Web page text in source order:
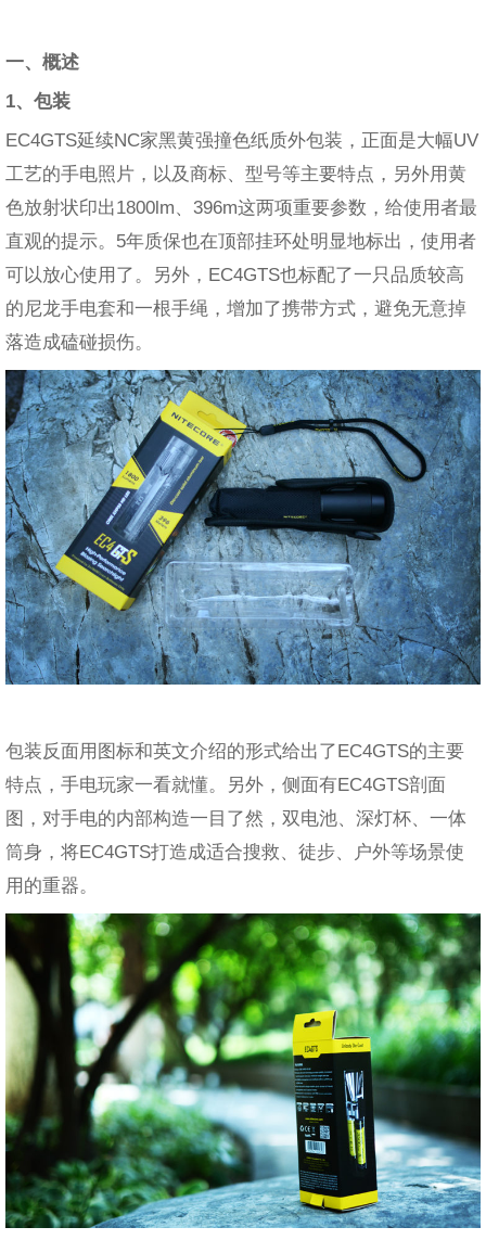
一、概述
1、包装
EC4GTS延续NC家黑黄强撞色纸质外包装，正面是大幅UV
工艺的手电照片，以及商标、型号等主要特点，另外用黄
色放射状印出1800lm、396m这两项重要参数，给使用者最
直观的提示。5年质保也在顶部挂环处明显地标出，使用者
可以放心使用了。另外，EC4GTS也标配了一只品质较高
的尼龙手电套和一根手绳，增加了携带方式，避免无意掉
落造成磕碰损伤。
包装反面用图标和英文介绍的形式给出了EC4GTS的主要
特点，手电玩家一看就懂。另外，侧面有EC4GTS剖面
图，对手电的内部构造一目了然，双电池、深灯杯、一体
筒身，将EC4GTS打造成适合搜救、徒步、户外等场景使
用的重器。